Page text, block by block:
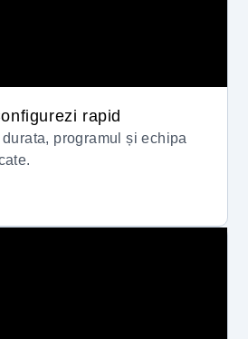
rapid
programul și echipa